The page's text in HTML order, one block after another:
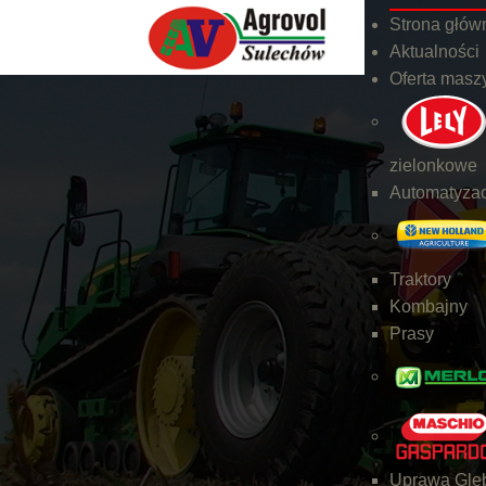
Strona
Aktualności
Oferta
zielonkowe
Traktory
Kombajny
Prasy
Uprawa